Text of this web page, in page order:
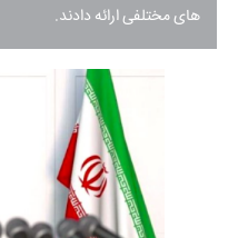
های مختلفی ارائه دادند.